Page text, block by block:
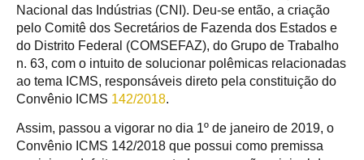
Nacional das Indústrias (CNI). Deu-se então, a criação
pelo Comitê dos Secretários de Fazenda dos Estados e
do Distrito Federal (COMSEFAZ), do Grupo de Trabalho
n. 63, com o intuito de solucionar polêmicas relacionadas
ao tema ICMS, responsáveis direto pela constituição do
Convênio ICMS 142/2018.
Assim, passou a vigorar no dia 1º de janeiro de 2019, o
Convênio ICMS 142/2018 que possui como premissa